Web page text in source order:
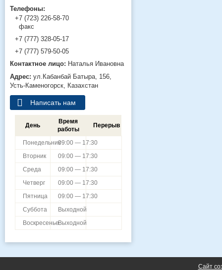
+7 (723) 226-58-70
факс
+7 (777) 328-05-17
+7 (777) 579-50-05
Наталья Ивановна
ул.Кабанбай Батыра, 156,
Усть-Каменогорск, Казахстан
Написать нам
День
Время
работы
Перерыв
Понедельник09:00 — 17:30
Вторник
09:00 — 17:30
Среда
09:00 — 17:30
Четверг
09:00 — 17:30
Пятница
09:00 — 17:30
Суббота
Выходной
ВоскресеньеВыходной
Сайт